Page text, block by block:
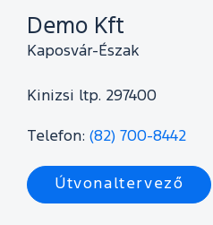
Demo Kft
Kaposvár-Észak
Kinizsi ltp. 297400
Telefon: (82) 700-8442
Útvonaltervező